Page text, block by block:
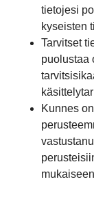
tietojesi
kyseisten
Tarvitset
puolustaa
Kunnes